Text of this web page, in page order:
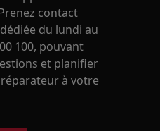
contact
du lundi au
100, pouvant
et planifier
réparateur à votre